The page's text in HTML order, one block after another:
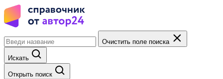
Очистить поле поиска
Искать
Открыть поиск